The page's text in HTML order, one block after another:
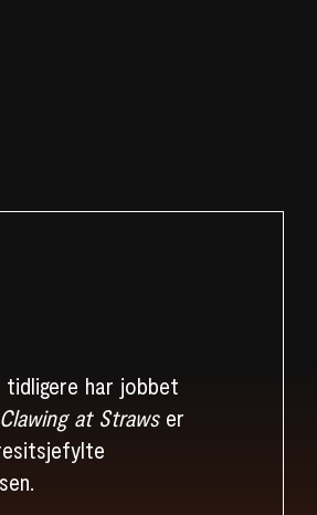
tidligere har jobbet
at Strawser